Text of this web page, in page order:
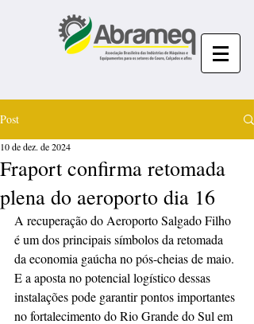
Post
Fraport confirma retomada
plena do aeroporto dia 16
10 de dez. de 2024
A recuperação do Aeroporto Salgado Filho
é um dos principais símbolos da retomada
da economia gaúcha no pós-cheias de maio.
E a aposta no potencial logístico dessas
instalações pode garantir pontos importantes
no fortalecimento do Rio Grande do Sul em